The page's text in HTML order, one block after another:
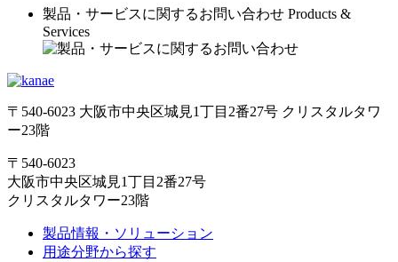
製品・サービスに関するお問い合わせ Products &
Services
〒540-6023 大阪市中央区城見1丁目2番27号 クリスタルタワ
ー23階
〒540-6023
大阪市中央区城見1丁目2番27号
クリスタルタワー23階
製品情報・ソリューション
用途分野から探す